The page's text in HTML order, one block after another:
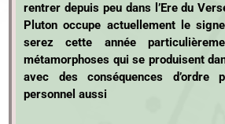
rentrer depuis peu dans l’Ere du
Pluton occupe actuellement le
serez cette année
métamorphoses qui se produisent
avec des conséquences d’ordre
personnel aussi